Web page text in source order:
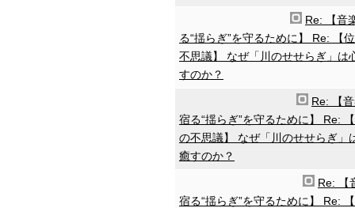
Re: 【音
る“揺らぎ”を守るために】 Re: 【
不思議】 なぜ「川のせせらぎ」は
すのか？
Re: 【
宿る“揺らぎ”を守るために】 Re:
の不思議】 なぜ「川のせせらぎ」
癒すのか？
Re: 【
宿る“揺らぎ”を守るために】 Re: